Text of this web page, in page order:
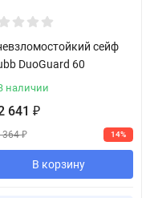
сейф
DuoGuard 60
наличии
641 ₽
364₽ 14%
В корзину